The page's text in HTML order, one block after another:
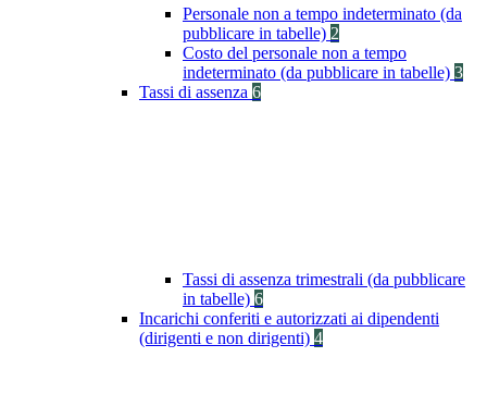
Personale non a tempo indeterminato (da
pubblicare in tabelle) 2
Costo del personale non a tempo
indeterminato (da pubblicare in tabelle) 3
Tassi di assenza 6
Tassi di assenza trimestrali (da pubblicare
in tabelle) 6
Incarichi conferiti e autorizzati ai dipendenti
(dirigenti e non dirigenti) 4